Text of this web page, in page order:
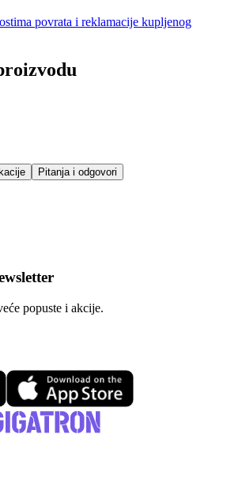
povrata i reklamacije kupljenog
Pitanja i odgovori
popuste i akcije.